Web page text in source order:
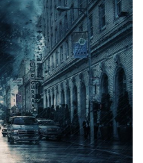
바
이
러
스
이
후
의
세
계